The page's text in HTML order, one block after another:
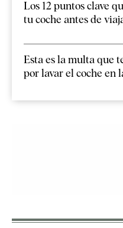
Los 12 puntos clave
tu coche antes de
Esta es la multa que
por lavar el coche en